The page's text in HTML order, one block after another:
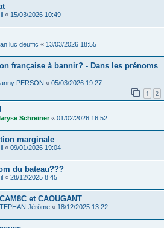
« 15/03/2026 10:49
luc deuffic « 13/03/2026 18:55
française à bannir? - Dans les prénoms
PERSON « 05/03/2026 19:27
1 2
Schreiner« 01/02/2026 16:52
marginale
« 09/01/2026 19:04
du bateau???
« 28/12/2025 8:45
et CAOUGANT
Jérôme « 18/12/2025 13:22